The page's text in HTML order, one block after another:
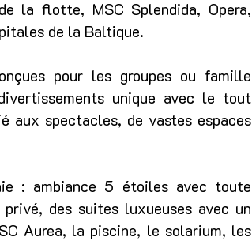
la flotte, MSC Splendida, Opera,
de la Baltique.
pour les groupes ou famille
unique avec le tout
aux spectacles, de vastes espaces
: ambiance 5 étoiles avec toute
des suites luxueuses avec un
Aurea, la piscine, le solarium, les